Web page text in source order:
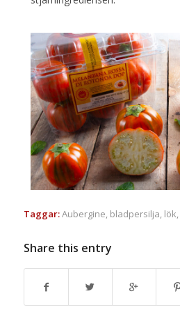
Taggar:Aubergine, bladpersilja, lök,
Share this entry